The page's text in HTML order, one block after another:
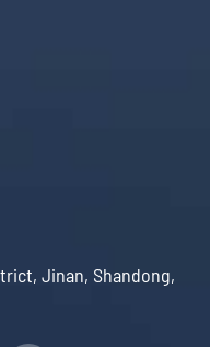
Jinan, Shandong,